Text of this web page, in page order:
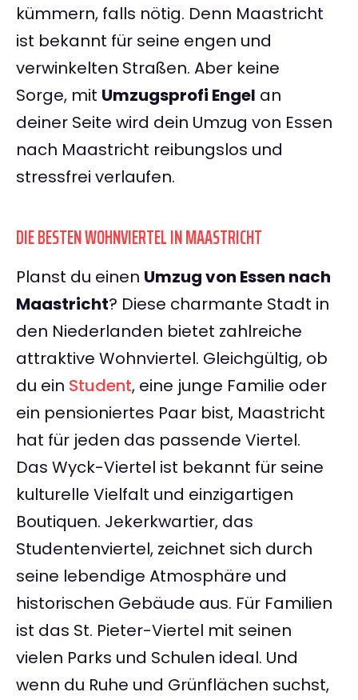
kümmern, falls nötig. Denn Maastricht
ist bekannt für seine engen und
verwinkelten Straßen. Aber keine
Sorge, mit Umzugsprofi Engel an
deiner Seite wird dein Umzug von Essen
nach Maastricht reibungslos und
stressfrei verlaufen.
DIE BESTEN WOHNVIERTEL IN MAASTRICHT
Planst du einen Umzug von Essen nach
Maastricht? Diese charmante Stadt in
den Niederlanden bietet zahlreiche
attraktive Wohnviertel. Gleichgültig, ob
du ein Student, eine junge Familie oder
ein pensioniertes Paar bist, Maastricht
hat für jeden das passende Viertel.
Das Wyck-Viertel ist bekannt für seine
kulturelle Vielfalt und einzigartigen
Boutiquen. Jekerkwartier, das
Studentenviertel, zeichnet sich durch
seine lebendige Atmosphäre und
historischen Gebäude aus. Für Familien
ist das St. Pieter-Viertel mit seinen
vielen Parks und Schulen ideal. Und
wenn du Ruhe und Grünflächen suchst,